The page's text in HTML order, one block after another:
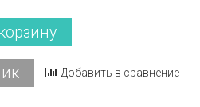
Добавить в сравнение